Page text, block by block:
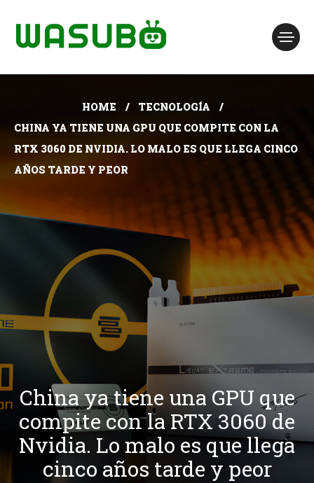
HOME
TECNOLOGÍA
CHINA YA TIENE UNA GPU QUE COMPITE CON LA
RTX 3060 DE NVIDIA. LO MALO ES QUE LLEGA CINCO
AÑOS TARDE Y PEOR
China ya tiene una GPU que
compite con la RTX 3060 de
Nvidia. Lo malo es que llega
cinco años tarde y peor